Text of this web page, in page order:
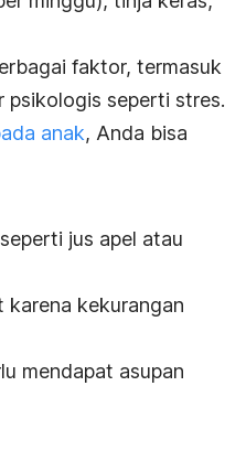
faktor, termasuk
psikologis seperti stres.
anak, Anda bisa
jus apel atau
karena kekurangan
mendapat asupan